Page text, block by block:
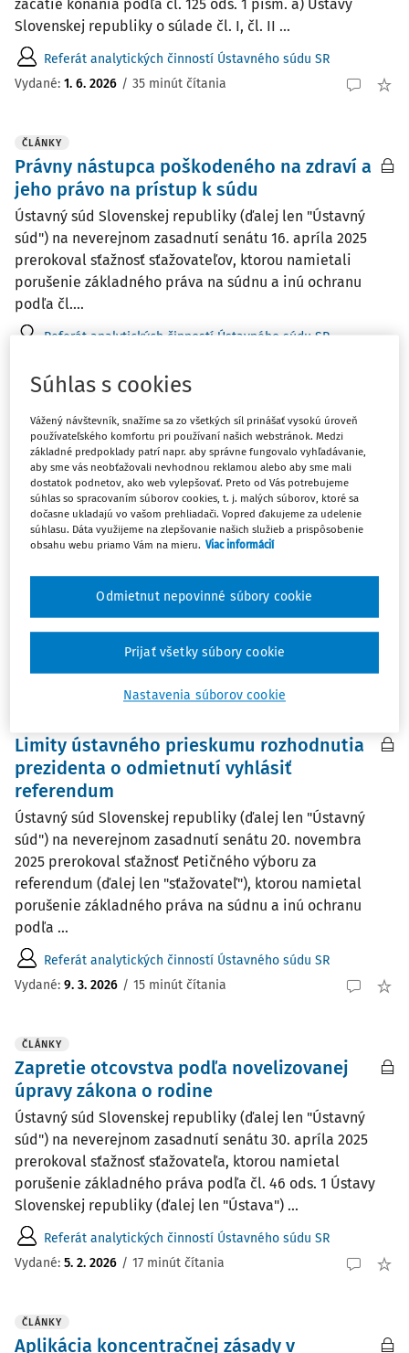
začatie konania podľa čl. 125 ods. 1 písm. a) Ústavy
Slovenskej republiky o súlade čl. I, čl. II ...
Referát analytických činností Ústavného súdu SR
Vydané: 1. 6. 2026 / 35 minút čítania
ČLÁNKY
Právny nástupca poškodeného na zdraví a
jeho právo na prístup k súdu
Ústavný súd Slovenskej republiky (ďalej len "Ústavný
súd") na neverejnom zasadnutí senátu 16. apríla 2025
prerokoval sťažnosť sťažovateľov, ktorou namietali
porušenie základného práva na súdnu a inú ochranu
podľa čl....
Referát analytických činností Ústavného súdu SR
ČLÁNKY
Námietka zaujatosti ako okamžite
dostupný prostriedok nápravy porušenia
prezumpcie neviny v trestnom konaní
Ústavný súd Slovenskej republiky (ďalej len "Ústavný
súd") na neverejnom zasadnutí senátu 3. decembra 2025
porušenie práv garantovaných čl. 6 ods. 1 a ods. 2
Dohovoru o ochrane ľudských práv a základných ...
Referát analytických činností Ústavného súdu SR
9 minút čítania
Limity ústavného prieskumu rozhodnutia
prezidenta o odmietnutí vyhlásiť
referendum
Ústavný súd Slovenskej republiky (ďalej len "Ústavný
súd") na neverejnom zasadnutí senátu 20. novembra
2025 prerokoval sťažnosť Petičného výboru za
referendum (ďalej len "sťažovateľ"), ktorou namietal
porušenie základného práva na súdnu a inú ochranu
podľa ...
Referát analytických činností Ústavného súdu SR
Vydané: 9. 3. 2026 / 15 minút čítania
ČLÁNKY
Zapretie otcovstva podľa novelizovanej
úpravy zákona o rodine
Ústavný súd Slovenskej republiky (ďalej len "Ústavný
súd") na neverejnom zasadnutí senátu 30. apríla 2025
prerokoval sťažnosť sťažovateľa, ktorou namietal
porušenie základného práva podľa čl. 46 ods. 1 Ústavy
Slovenskej republiky (ďalej len "Ústava") ...
Referát analytických činností Ústavného súdu SR
Vydané: 5. 2. 2026 / 17 minút čítania
ČLÁNKY
Aplikácia koncentračnej zásady v
Súhlas s cookies
Vážený návštevník, snažíme sa zo všetkých síl prinášať vysokú úroveň
používateľského komfortu pri používaní našich webstránok. Medzi
základné predpoklady patrí napr. aby správne fungovalo vyhľadávanie,
aby sme vás neobťažovali nevhodnou reklamou alebo aby sme mali
dostatok podnetov, ako web vylepšovať. Preto od Vás potrebujeme
súhlas so spracovaním súborov cookies, t. j. malých súborov, ktoré sa
dočasne ukladajú vo vašom prehliadači. Vopred ďakujeme za udelenie
súhlasu. Dáta využijeme na zlepšovanie našich služieb a prispôsobenie
obsahu webu priamo Vám na mieru. Viac informácií
Nastavenia súborov cookie
Odmietnut nepovinné súbory cookie
Prijať všetky súbory cookie